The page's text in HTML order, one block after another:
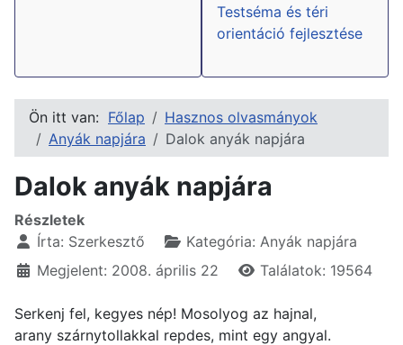
Testséma és téri
orientáció fejlesztése
Ön itt van: Főlap
Hasznos olvasmányok
Anyák napjára
Dalok anyák napjára
Dalok anyák napjára
Részletek
Írta: Szerkesztő Kategória: Anyák napjára
Megjelent: 2008. április 22
Találatok: 19564
Serkenj fel, kegyes nép! Mosolyog az hajnal,
arany szárnytollakkal repdes, mint egy angyal.